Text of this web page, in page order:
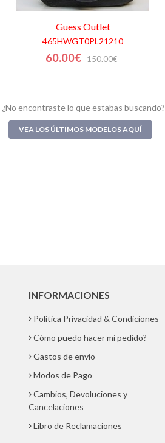
Guess Outlet
465HWGT0PL21210
60.00€ 150.00€
¿No encontraste lo que estabas buscando?
VEA LOS ÚLTIMOS MODELOS AQUÍ
INFORMACIONES
Política Privacidad & Condiciones
Cómo puedo hacer mi pedido?
Gastos de envío
Modos de Pago
Cambios, Devoluciones y
Cancelaciones
Libro de Reclamaciones